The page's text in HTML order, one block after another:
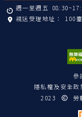
週一至週五
親送受理地址： 100
參
隱私權及安全政
2023
勞